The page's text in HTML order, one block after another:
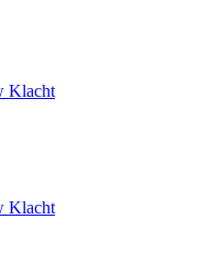
Klacht
Klacht